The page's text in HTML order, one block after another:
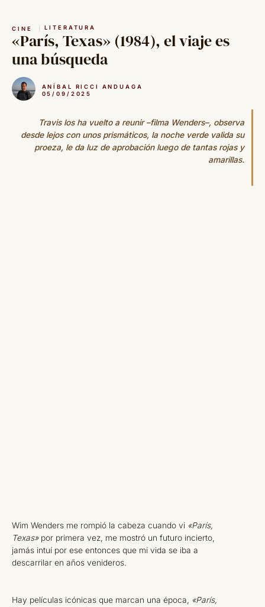
contenido
CINE LITERATURA
«París, Texas» (1984), el viaje es
una búsqueda
ANÍBAL RICCI ANDUAGA
05/09/2025
Travis los ha vuelto a reunir –filma Wenders–, observa
desde lejos con unos prismáticos, la noche verde valida su
proeza, le da luz de aprobación luego de tantas rojas y
amarillas.
Wim Wenders me rompió la cabeza cuando vi «París,
Texas»por primera vez, me mostró un futuro incierto,
jamás intuí por ese entonces que mi vida se iba a
descarrilar en años venideros.
Hay películas icónicas que marcan una época, «París,